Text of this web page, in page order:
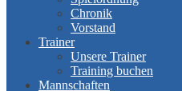
Chronik
Vorstand
Trainer
Unsere Trainer
Training buchen
Mannschaften